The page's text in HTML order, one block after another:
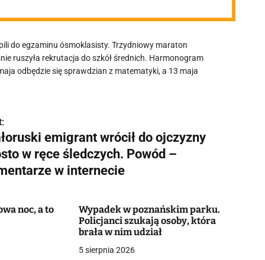
do egzaminu ósmoklasisty. Trzydniowy maraton
ruszyła rekrutacja do szkół średnich. Harmonogram
odbędzie się sprawdzian z matematyki, a 13 maja
emigrant wrócił do ojczyzny
w ręce śledczych. Powód –
w internecie
noc, a to
Wypadek w poznańskim parku.
Policjanci szukają osoby, która
brała w nim udział
5 sierpnia 2026